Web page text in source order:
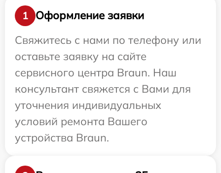
1
Оформление заявки
Свяжитесь с нами по телефону или
оставьте заявку на сайте
сервисного центра Braun. Наш
консультант свяжется с Вами для
уточнения индивидуальных
условий ремонта Вашего
устройства Braun.